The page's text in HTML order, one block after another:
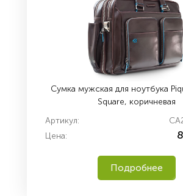
Сумка мужская для ноутбука
Square, коричневая
Артикул:
Цена:
Подробнее